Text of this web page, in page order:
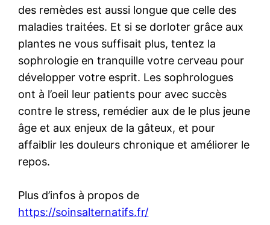
des remèdes est aussi longue que celle des
maladies traitées. Et si se dorloter grâce aux
plantes ne vous suffisait plus, tentez la
sophrologie en tranquille votre cerveau pour
développer votre esprit. Les sophrologues
ont à l’oeil leur patients pour avec succès
contre le stress, remédier aux de le plus jeune
âge et aux enjeux de la gâteux, et pour
affaiblir les douleurs chronique et améliorer le
repos.
Plus d’infos à propos de
https://soinsalternatifs.fr/